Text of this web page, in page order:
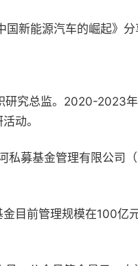
国新能源汽车的崛起》分
究总监。2020-2023
动。
募基金管理有限公司
目前管理规模在100